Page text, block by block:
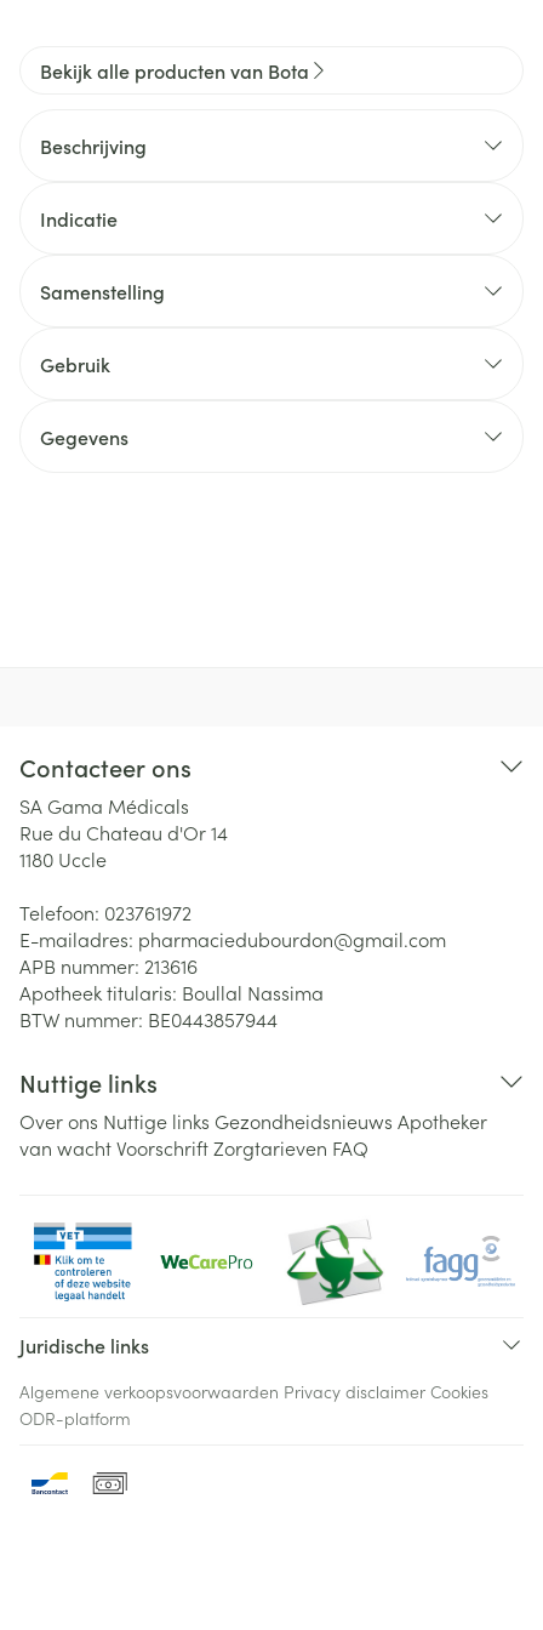
Bekijk alle producten van Bota
Beschrijving
Indicatie
Samenstelling
Gebruik
Gegevens
Contacteer ons
SA Gama Médicals
Rue du Chateau d'Or 14
1180 Uccle
Telefoon: 023761972
E-mailadres: pharmaciedubourdon@gmail.com
APB nummer: 213616
Apotheek titularis: Boullal Nassima
BTW nummer: BE0443857944
Nuttige links
Over ons Nuttige links Gezondheidsnieuws Apotheker
van wachtVoorschriftZorgtarieven FAQ
Juridische links
Algemene verkoopsvoorwaarden Privacy disclaimer Cookies
ODR-platform